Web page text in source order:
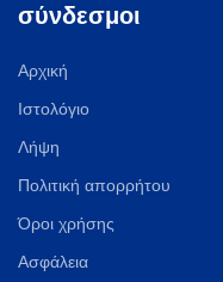
σύνδεσμοι
Αρχική
Ιστολόγιο
Λήψη
Πολιτική απορρήτου
Όροι χρήσης
Ασφάλεια